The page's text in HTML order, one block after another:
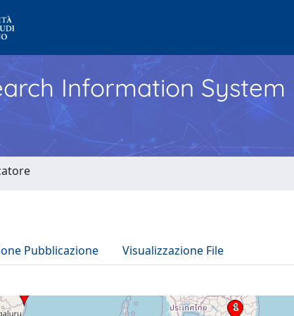
Information System
Pubblicazione Visualizzazione File